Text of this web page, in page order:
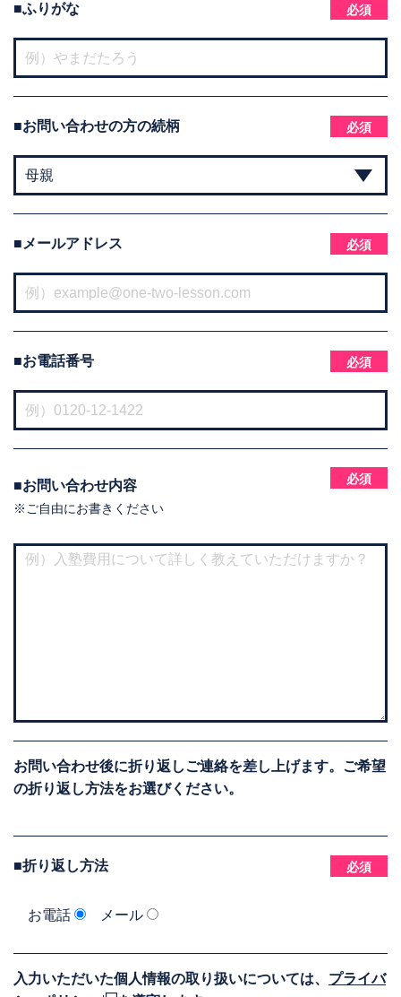
■ふりがな 必須
■お問い合わせの方の続柄 必須
■メールアドレス 必須
■お電話番号 必須
■お問い合わせ内容
※ご自由にお書きください
必須
お問い合わせ後に折り返しご連絡を差し上げます。ご希望
の折り返し方法をお選びください。
■折り返し方法 必須
お電話 メール
入力いただいた個人情報の取り扱いについては、 プライバ